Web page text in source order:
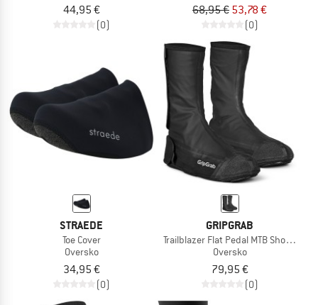
44,95 €
(0)
68,95 € 53,78 €
(0)
STRAEDE
Toe Cover
Oversko
34,95 €
(0)
GRIPGRAB
Trailblazer Flat Pedal MTB Shoe
Oversko
79,95 €
(0)